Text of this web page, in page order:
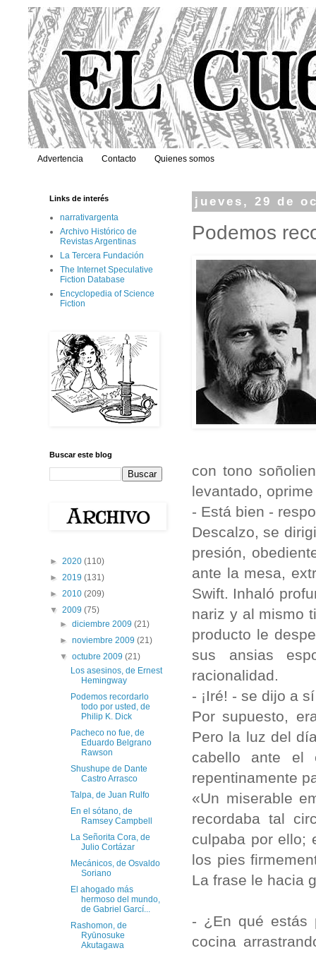
Advertencia Contacto Quienes somos
jueves, 29 de
Podemos
con tono
levantado,
- Está bien -
Descalzo, se
presión,
ante la mesa,
Swift. Inhaló
nariz y al mismo
producto le
sus ansias
racionalidad.
- ¡Iré! - se dijo a
Por supuesto,
Pero la luz del
cabello ante el
repentinamente
«Un miserable
recordaba tal
culpaba por ello;
los pies
La frase le hacia
- ¿En qué estás
cocina
Links de interés
narrativargenta
Archivo Histórico de
Revistas Argentinas
La Tercera Fundación
The Internet Speculative
Fiction Database
Encyclopedia of Science
Fiction
Buscar este blog
► 2020 (110)
► 2019 (131)
► 2010 (209)
▼ 2009 (75)
►diciembre 2009(21)
►noviembre 2009(21)
▼octubre 2009(21)
Los asesinos, de Ernest
Hemingway
Podemos recordarlo
todo por usted, de
Philip K. Dick
Pacheco no fue, de
Eduardo Belgrano
Rawson
Shushupe de Dante
Castro Arrasco
Talpa, de Juan Rulfo
En el sótano, de
Ramsey Campbell
La Señorita Cora, de
Julio Cortázar
Mecánicos, de Osvaldo
Soriano
El ahogado más
hermoso del mundo,
de Gabriel Garcí...
Rashomon, de
Ryūnosuke
Akutagawa